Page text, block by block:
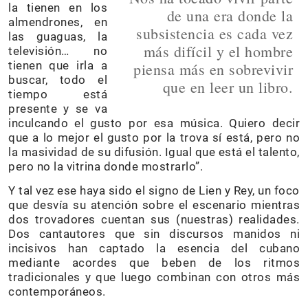
de una era donde la
subsistencia es cada vez
más difícil y el hombre
piensa más en sobrevivir
que en leer un libro.
la tienen en los
almendrones, en
las guaguas, la
televisión… no
tienen que irla a
buscar, todo el
tiempo está
presente y se va
inculcando el gusto por esa música. Quiero decir
que a lo mejor el gusto por la trova sí está, pero no
la masividad de su difusión. Igual que está el talento,
pero no la vitrina donde mostrarlo”.
Y tal vez ese haya sido el signo de Lien y Rey, un foco
que desvía su atención sobre el escenario mientras
dos trovadores cuentan sus (nuestras) realidades.
Dos cantautores que sin discursos manidos ni
incisivos han captado la esencia del cubano
mediante acordes que beben de los ritmos
tradicionales y que luego combinan con otros más
contemporáneos.